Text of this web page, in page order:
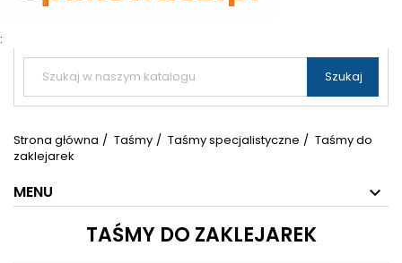
:

 Szukaj
Strona główna Taśmy Taśmy specjalistyczne
Taśmy do
zaklejarek
MENU
TAŚMY DO ZAKLEJAREK